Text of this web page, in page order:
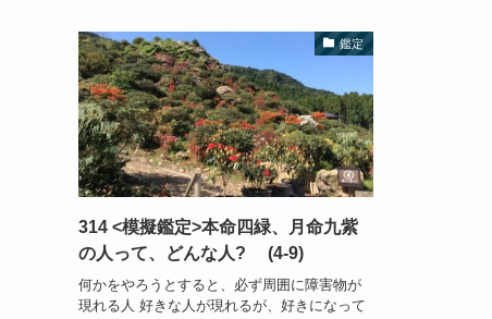
鑑定
314 <模擬鑑定>本命四緑、月命九紫
の人って、どんな人? (4-9)
何かをやろうとすると、必ず周囲に障害物が
現れる人 好きな人が現れるが、好きになって